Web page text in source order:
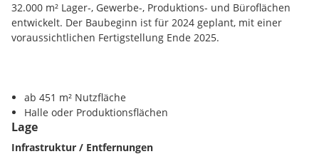
32.000 m² Lager-, Gewerbe-, Produktions- und Büroflächen
entwickelt. Der Baubeginn ist für 2024 geplant, mit einer
voraussichtlichen Fertigstellung Ende 2025.
ab 451 m² Nutzfläche
Halle oder Produktionsflächen
Büro und Sozialräumlichkeiten
Die Einheiten können individuell zusammengelegt und
Lage
Infrastruktur / Entfernungen